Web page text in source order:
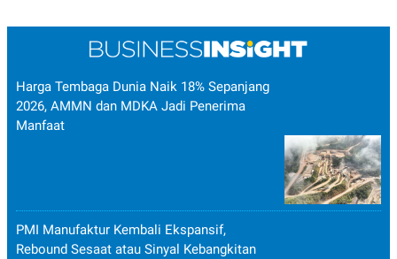
Harga Tembaga Dunia Naik 18% Sepanjang
2026, AMMN dan MDKA Jadi Penerima
Manfaat
PMI Manufaktur Kembali Ekspansif,
Rebound Sesaat atau Sinyal Kebangkitan